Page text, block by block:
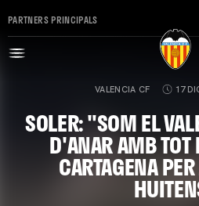
PARTNERS PRINCIPALS
VALENCIA CF 17
SOLER: "SOM EL
D'ANAR AMB TOT
CARTAGENA